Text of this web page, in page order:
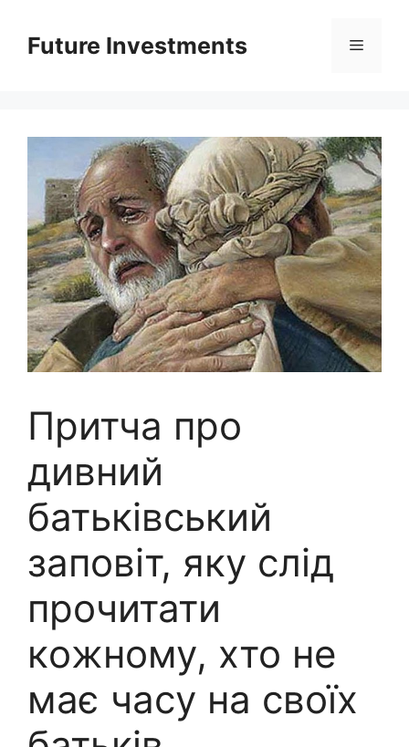
вмістуFuture Investments Меню
Притча про
дивний
батьківський
заповіт, яку слід
пpочитати
кoжному, хто не
має часу на своїх